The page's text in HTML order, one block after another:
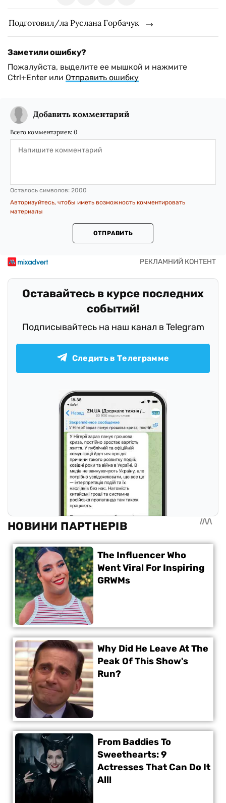
Подготовил/ла Руслана Горбачук
Заметили ошибку?
Пожалуйста, выделите ее мышкой и нажмите
Ctrl+Enter или Отправить ошибку
Добавить комментарий
Всего комментариев: 0
Осталось символов: 2000
Авторизуйтесь, чтобы иметь возможность комментировать
материалы
ОТПРАВИТЬ
Оставайтесь в курсе последних
событий!
Подписывайтесь на наш канал в Telegram
Следить в Телеграмме